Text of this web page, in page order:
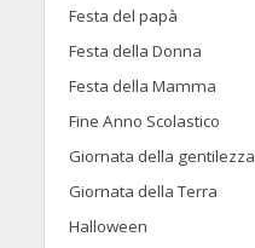
Festa del papà
Festa della Donna
Festa della Mamma
Fine Anno Scolastico
Giornata della gentilezza
Giornata della Terra
Halloween